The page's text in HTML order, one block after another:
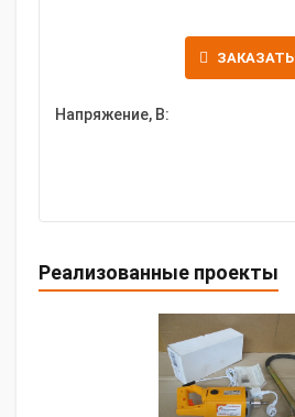
ЗАКАЗАТЬ
Напряжение, В:
Реализованные проекты